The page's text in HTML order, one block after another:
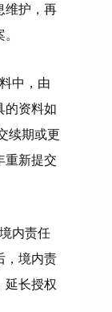
维护，再
中，由
的资料如
续期或更
重新提交
内责任
，境内责
延长授权